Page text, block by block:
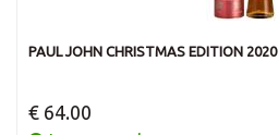
PAUL JOHN CHRISTMAS EDITION 2020
€ 64.00